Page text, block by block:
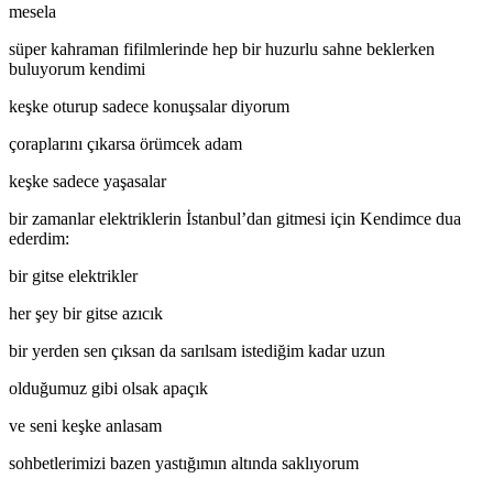
mesela
süper kahraman fifilmlerinde hep bir huzurlu sahne beklerken
buluyorum kendimi
keşke oturup sadece konuşsalar diyorum
çoraplarını çıkarsa örümcek adam
keşke sadece yaşasalar
bir zamanlar elektriklerin İstanbul’dan gitmesi için Kendimce dua
ederdim:
bir gitse elektrikler
her şey bir gitse azıcık
bir yerden sen çıksan da sarılsam istediğim kadar uzun
olduğumuz gibi olsak apaçık
ve seni keşke anlasam
sohbetlerimizi bazen yastığımın altında saklıyorum